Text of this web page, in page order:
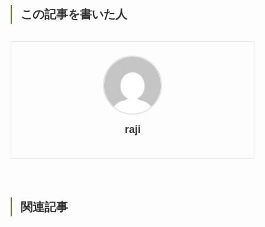
この記事を書いた人
raji
関連記事